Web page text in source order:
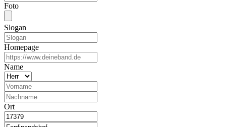
Foto
Slogan
Homepage
Name
Ort